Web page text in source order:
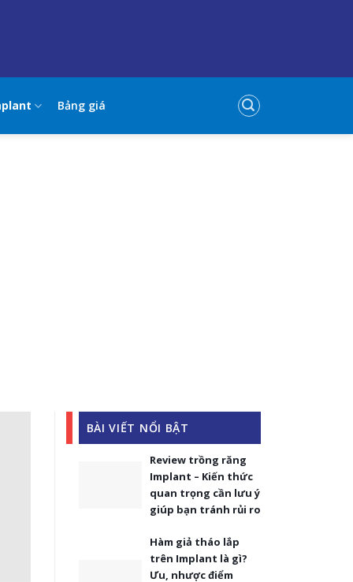
Bảng giá
BÀI VIẾT NỔI BẬT
Review trồng răng
Implant – Kiến thức
quan trọng cần lưu ý
giúp bạn tránh rủi ro
Hàm giả tháo lắp
trên Implant là gì?
Ưu, nhược điểm